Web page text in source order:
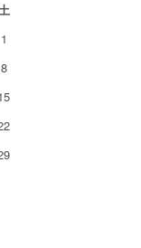
1
8